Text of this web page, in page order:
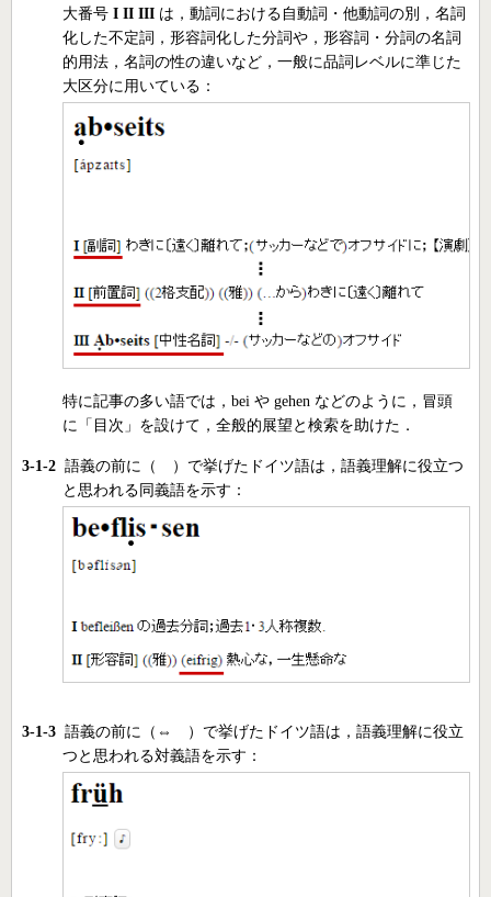
大番号I II III は，動詞における自動詞・他動詞の別，名詞
化した不定詞，形容詞化した分詞や，形容詞・分詞の名詞
的用法，名詞の性の違いなど，一般に品詞レベルに準じた
大区分に用いている：
特に記事の多い語では，bei や gehen などのように，冒頭
に「目次」を設けて，全般的展望と検索を助けた．
3-1-2語義の前に（ ）で挙げたドイツ語は，語義理解に役立つ
と思われる同義語を示す：
3-1-3語義の前に（⇔ ）で挙げたドイツ語は，語義理解に役立
つと思われる対義語を示す：